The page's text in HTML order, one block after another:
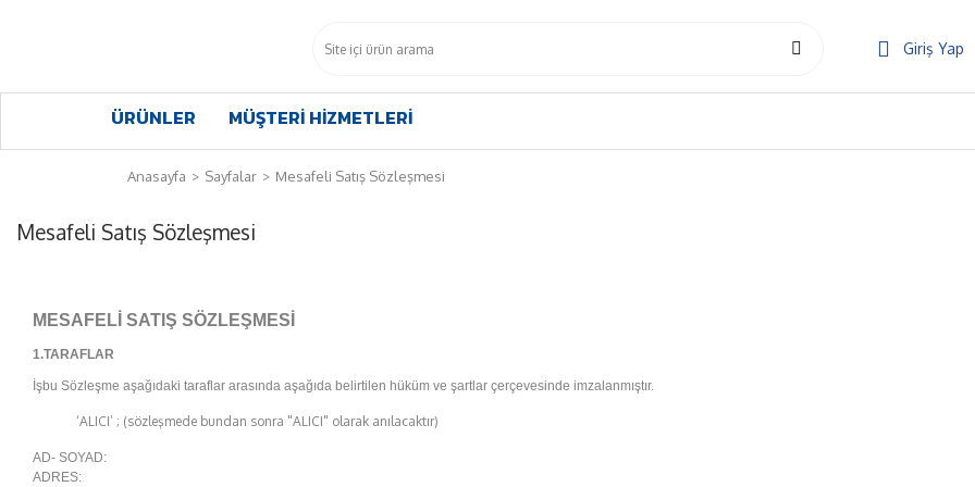
Giriş Yap
ÜRÜNLER MÜŞTERİ HİZMETLERİ
Anasayfa Sayfalar Mesafeli Satış Sözleşmesi
Mesafeli Satış Sözleşmesi
MESAFELİ SATIŞ SÖZLEŞMESİ
1.TARAFLAR
İşbu Sözleşme aşağıdaki taraflar arasında aşağıda belirtilen hüküm ve şartlar çerçevesinde imzalanmıştır.
‘ALICI’ ; (sözleşmede bundan sonra "ALICI" olarak anılacaktır)
AD- SOYAD:
ADRES: